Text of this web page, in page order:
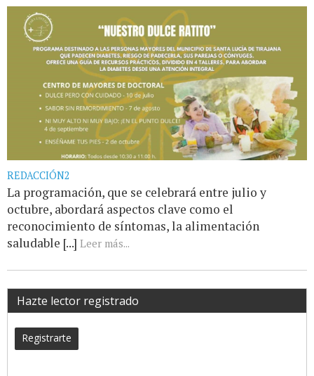
REDACCIÓN2
La programación, que se celebrará entre julio y
octubre, abordará aspectos clave como el
reconocimiento de síntomas, la alimentación
saludable [...] Leer más...
Hazte lector registrado
Registrarte